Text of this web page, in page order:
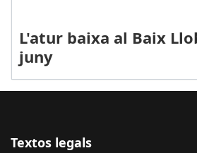
L'atur baixa al Baix
juny
Textos legals